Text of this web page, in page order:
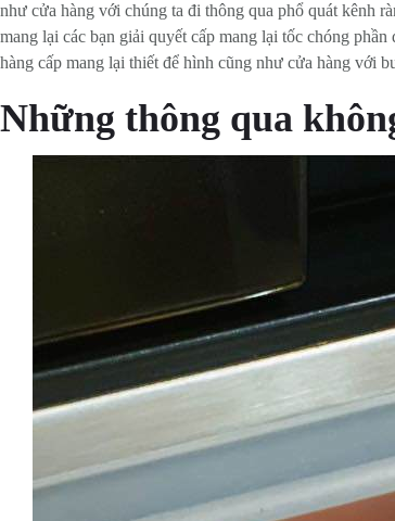
như cửa hàng với chúng ta đi thông qua phổ quát kênh
mang lại các bạn giải quyết cấp mang lại tốc chóng
hàng cấp mang lại thiết để hình cũng như cửa hàng với
Những thông qua